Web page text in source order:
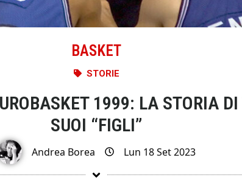
BASKET
STORIE
1999: LA STORIA
SUOI “FIGLI”
Andrea Borea Lun 18 Set 2023